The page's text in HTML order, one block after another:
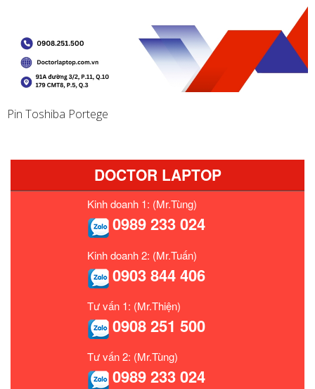
Pin Toshiba Portege
DOCTOR LAPTOP
Kinh doanh 1: (Mr.Tùng)
0989 233 024
Kinh doanh 2: (Mr.Tuấn)
0903 844 406
Tư vấn 1: (Mr.Thiện)
0908 251 500
Tư vấn 2: (Mr.Tùng)
0989 233 024